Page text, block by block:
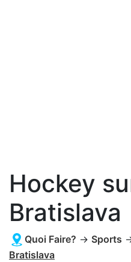
Hockey
Bratislava
Quoi Faire? → Sports
Bratislava